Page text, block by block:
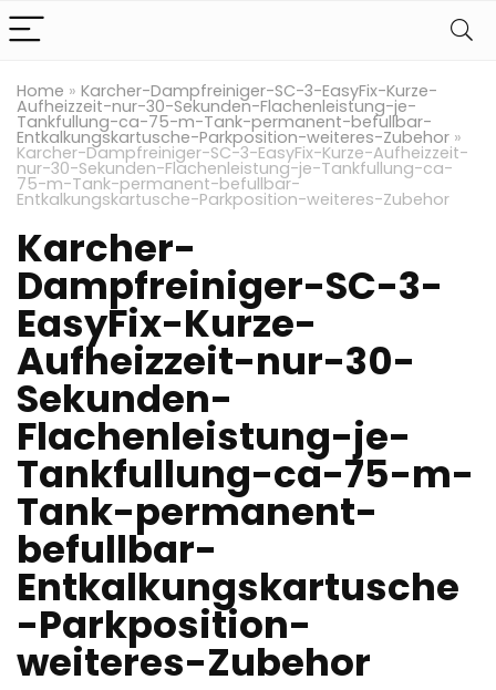
Home » Karcher-Dampfreiniger-SC-3-EasyFix-Kurze-
Aufheizzeit-nur-30-Sekunden-Flachenleistung-je-
Tankfullung-ca-75-m-Tank-permanent-befullbar-
Entkalkungskartusche-Parkposition-weiteres-Zubehor »
Karcher-Dampfreiniger-SC-3-EasyFix-Kurze-Aufheizzeit-
nur-30-Sekunden-Flachenleistung-je-Tankfullung-ca-
75-m-Tank-permanent-befullbar-
Entkalkungskartusche-Parkposition-weiteres-Zubehor
Karcher-
Dampfreiniger-SC-3-
EasyFix-Kurze-
Aufheizzeit-nur-30-
Sekunden-
Flachenleistung-je-
Tankfullung-ca-75-m-
Tank-permanent-
befullbar-
Entkalkungskartusche
-Parkposition-
weiteres-Zubehor